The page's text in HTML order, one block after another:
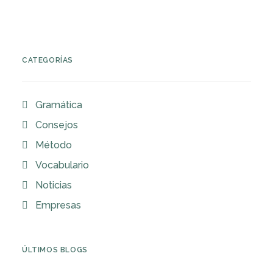
CATEGORÍAS
Gramática
Consejos
Método
Vocabulario
Noticias
Empresas
ÚLTIMOS BLOGS